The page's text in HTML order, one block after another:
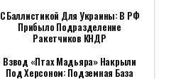
С Баллистикой Для Украины: В РФ
Прибыло Подразделение
Ракетчиков КНДР
Взвод «Птах Мадьяра» Накрыли
Под Херсоном: Подземная База